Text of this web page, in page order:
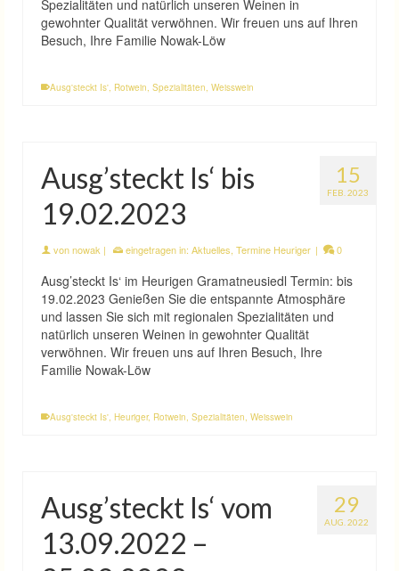
Spezialitäten und natürlich unseren Weinen in
gewohnter Qualität verwöhnen. Wir freuen uns auf Ihren
Besuch, Ihre Familie Nowak-Löw
Ausg'steckt Is', Rotwein, Spezialitäten, Weisswein
15
FEB. 2023
Ausg’steckt Is‘ bis
19.02.2023
vonnowak | eingetragen in: Aktuelles Termine Heuriger | 0
Ausg’steckt Is‘ im Heurigen Gramatneusiedl Termin: bis
19.02.2023 Genießen Sie die entspannte Atmosphäre
und lassen Sie sich mit regionalen Spezialitäten und
natürlich unseren Weinen in gewohnter Qualität
verwöhnen. Wir freuen uns auf Ihren Besuch, Ihre
Familie Nowak-Löw
Ausg'steckt Is', Heuriger, Rotwein, Spezialitäten, Weisswein
29
AUG. 2022
Ausg’steckt Is‘ vom
13.09.2022 –